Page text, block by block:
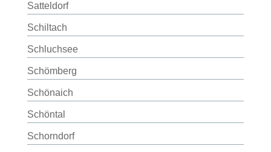
Satteldorf
Schiltach
Schluchsee
Schömberg
Schönaich
Schöntal
Schorndorf